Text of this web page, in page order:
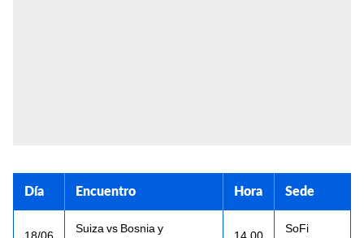
Día Encuentro Hora Sede
Suiza vs Bosnia y
SoFi